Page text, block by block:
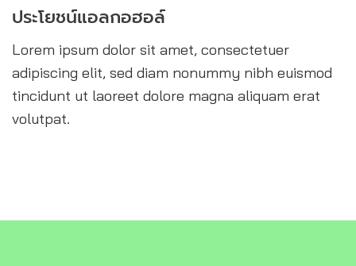
ประโยชน์แอลกอฮอล์
Lorem ipsum dolor sit amet, consectetuer
adipiscing elit, sed diam nonummy nibh euismod
tincidunt ut laoreet dolore magna aliquam erat
volutpat.